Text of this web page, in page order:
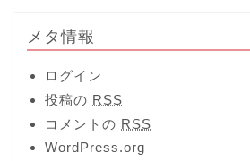
メタ情報
ログイン
投稿の RSS
コメントの RSS
WordPress.org